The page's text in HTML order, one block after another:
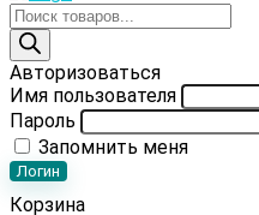
Поиск
товаров
Авторизоваться
Имя пользователя
Пароль
Запомнить меня
Логин
Корзина